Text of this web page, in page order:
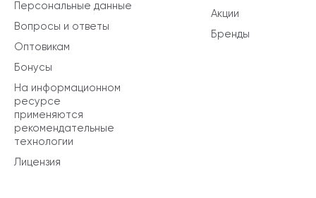
Акции
Бренды
Персональные данные
Вопросы и ответы
Оптовикам
Бонусы
На информационном
ресурсе
применяются
рекомендательные
технологии
Лицензия